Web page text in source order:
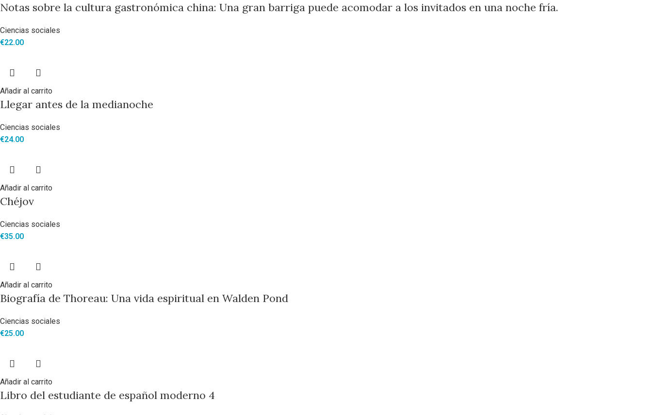
Notas sobre la cultura gastronómica china: Una gran barriga puede acomodar a los invitados en una noche fría.
Ciencias sociales
€22.00
Añadir al carrito
Llegar antes de la medianoche
Ciencias sociales
€24.00
Añadir al carrito
Chéjov
Ciencias sociales
€35.00
Añadir al carrito
Biografía de Thoreau: Una vida espiritual en Walden Pond
Ciencias sociales
€25.00
Añadir al carrito
Libro del estudiante de español moderno 4